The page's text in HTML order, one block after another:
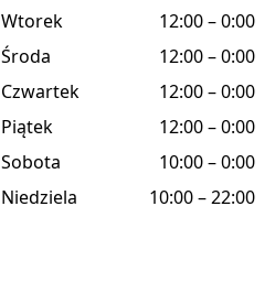
Wtorek
12:00 – 0:00
Środa
12:00 – 0:00
Czwartek
12:00 – 0:00
Piątek
12:00 – 0:00
Sobota
10:00 – 0:00
Niedziela
10:00 – 22:00